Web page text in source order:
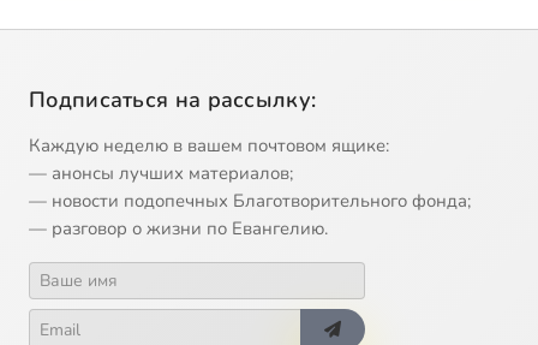
Подписаться на рассылку:
Каждую неделю в вашем почтовом ящике:
— анонсы лучших материалов;
— новости подопечных Благотворительного фонда;
— разговор о жизни по Евангелию.